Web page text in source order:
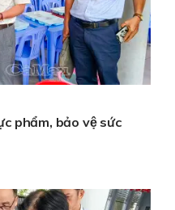
phẩm, bảo vệ sức